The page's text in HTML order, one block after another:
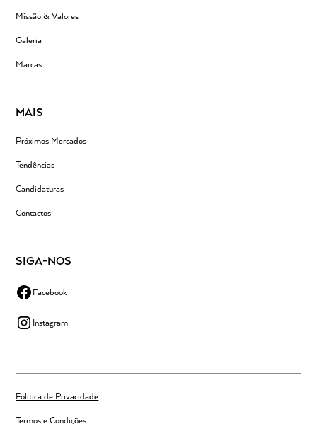
Missão & Valores
Galeria
Marcas
MAIS
Próximos Mercados
Tendências
Candidaturas
Contactos
SIGA-NOS
Facebook
Instagram
Política de Privacidade
Termos e Condições